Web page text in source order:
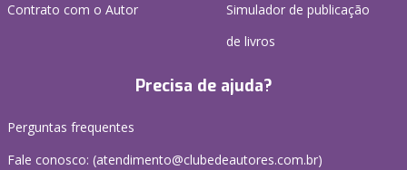
Contrato com o Autor
Simulador de publicação
de livros
Precisa de ajuda?
Perguntas frequentes
Fale conosco: (atendimento@clubedeautores.com.br)